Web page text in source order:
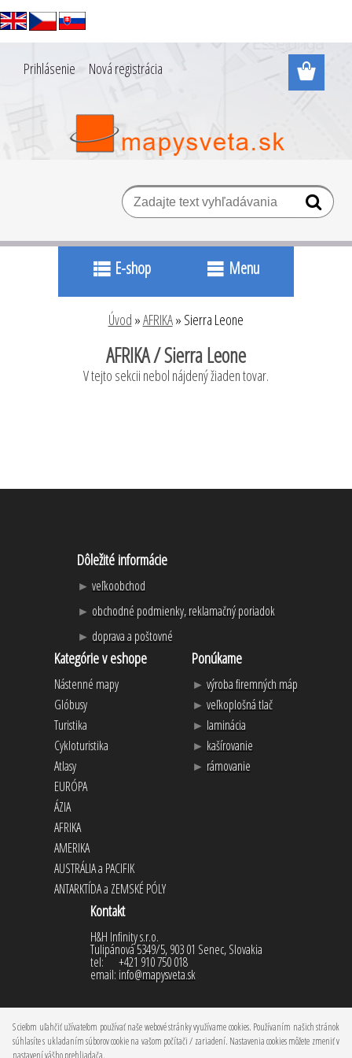
S cieľom uľahčiť užívateľom používať naše webové stránky využívame cookies. Používaním našich stránok
súhlasíte s ukladaním súborov cookie na vašom počítači / zariadení. Nastavenia cookies môžete zmeniť v
nastavení vášho prehliadača.
Prihlásenie Nová registrácia
E-shop Menu
Úvod »AFRIKA» Sierra Leone
AFRIKA / Sierra Leone
V tejto sekcii nebol nájdený žiaden tovar.
Dôležité informácie
► veľkoobchod
► obchodné podmienky, reklamačný poriadok
► dopravaa poštovné
Kategórie v eshope
Nástenné mapy
Glóbusy
Turistika
Cykloturistika
Atlasy
EURÓPA
ÁZIA
AFRIKA
AMERIKA
AUSTRÁLIA a PACIFIK
ANTARKTÍDA a ZEMSKÉ PÓLY
Ponúkame
► výrobafiremných máp
► veľkoplošnátlač
► laminácia
► kašírovanie
► rámovanie
Kontakt
H&H Infinity s.r.o.
Tulipánová 5349/5, 903 01 Senec, Slovakia
tel: +421 910 750 018
email: info@mapysveta.sk